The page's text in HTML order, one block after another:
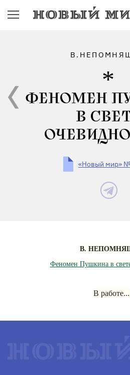
ФЕНОМЕН
В
«Новый мир»
В.
Феномен Пушкина в
В работе...